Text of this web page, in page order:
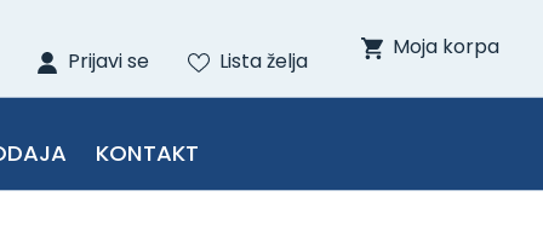
Prijavi se Lista želja
Moja korpa
KONTAKT